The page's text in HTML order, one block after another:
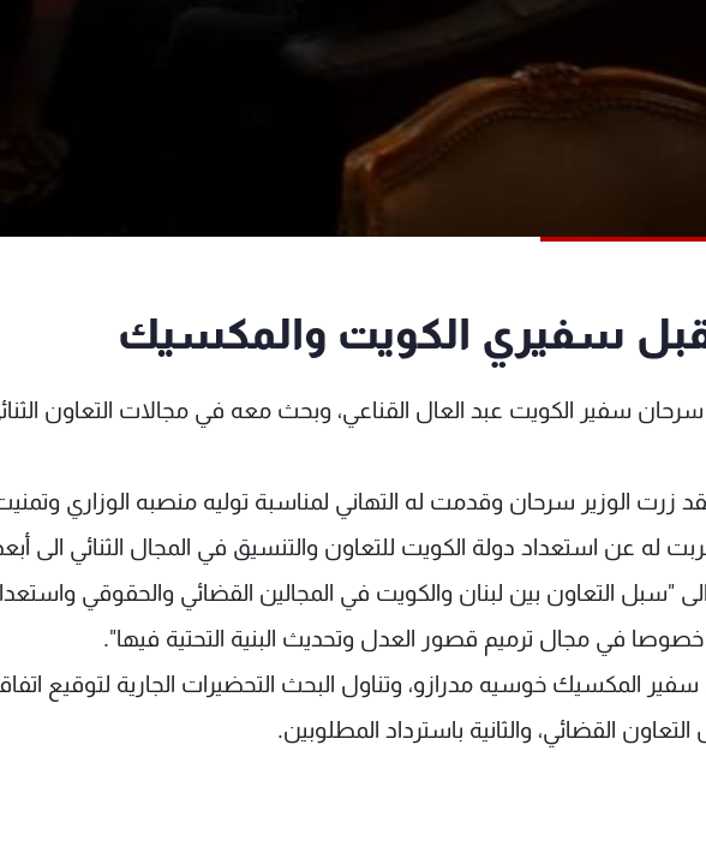
سفيري الكويت والمكسيك
سفير الكويت عبد العال القناعي، وبحث معه في مجالات التعاون
زرت الوزير سرحان وقدمت له التهاني لمناسبة توليه منصبه الوزاري
له عن استعداد دولة الكويت للتعاون والتنسيق في المجال الثنائي الى
"سبل التعاون بين لبنان والكويت في المجالين القضائي والحقوقي
خصوصا في مجال ترميم قصور العدل وتحديث البنية التحتية فيها".
سفير المكسيك خوسيه مدرازو، وتناول البحث التحضيرات الجارية لتوقيع
التعاون القضائي، والثانية باسترداد المطلوبين.